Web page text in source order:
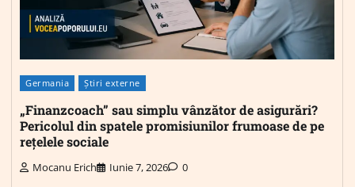
Germania Știri externe
„Finanzcoach” sau simplu vânzător de asigurări?
Pericolul din spatele promisiunilor frumoase de pe
rețelele sociale
Mocanu Erich Iunie 7, 2026 0